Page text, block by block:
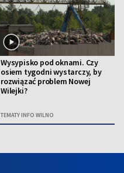
Wysypisko pod oknami. Czy
osiem tygodni wystarczy, by
rozwiązać problem Nowej
Wilejki?
TEMATY INFO WILNO